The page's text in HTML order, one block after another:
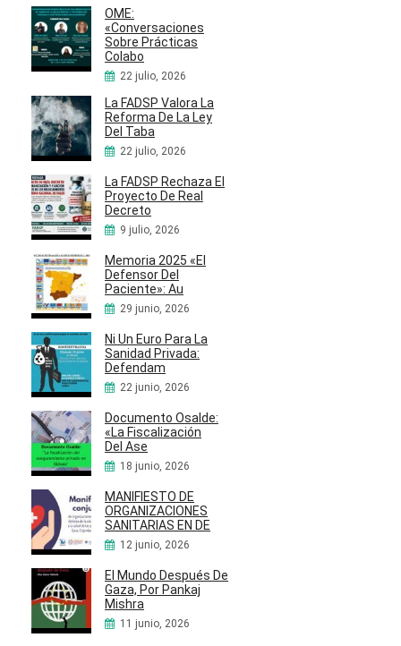
OME:
«Conversaciones
Sobre Prácticas
Colabo
22 julio, 2026
La FADSP Valora La
Reforma De La Ley
Del Taba
22 julio, 2026
La FADSP Rechaza El
Proyecto De Real
Decreto
9 julio, 2026
Memoria 2025 «El
Defensor Del
Paciente»: Au
29 junio, 2026
Ni Un Euro Para La
Sanidad Privada:
Defendam
22 junio, 2026
Documento Osalde:
«La Fiscalización
Del Ase
18 junio, 2026
MANIFIESTO DE
ORGANIZACIONES
SANITARIAS EN DE
12 junio, 2026
El Mundo Después De
Gaza, Por Pankaj
Mishra
11 junio, 2026